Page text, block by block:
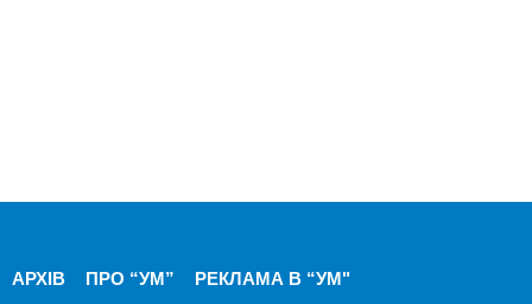
АРХІВ ПРО “УМ” РЕКЛАМА В “УМ"